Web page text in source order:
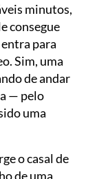
minutos,
consegue
para
Sim, uma
de andar
— pelo
uma
o casal de
de uma